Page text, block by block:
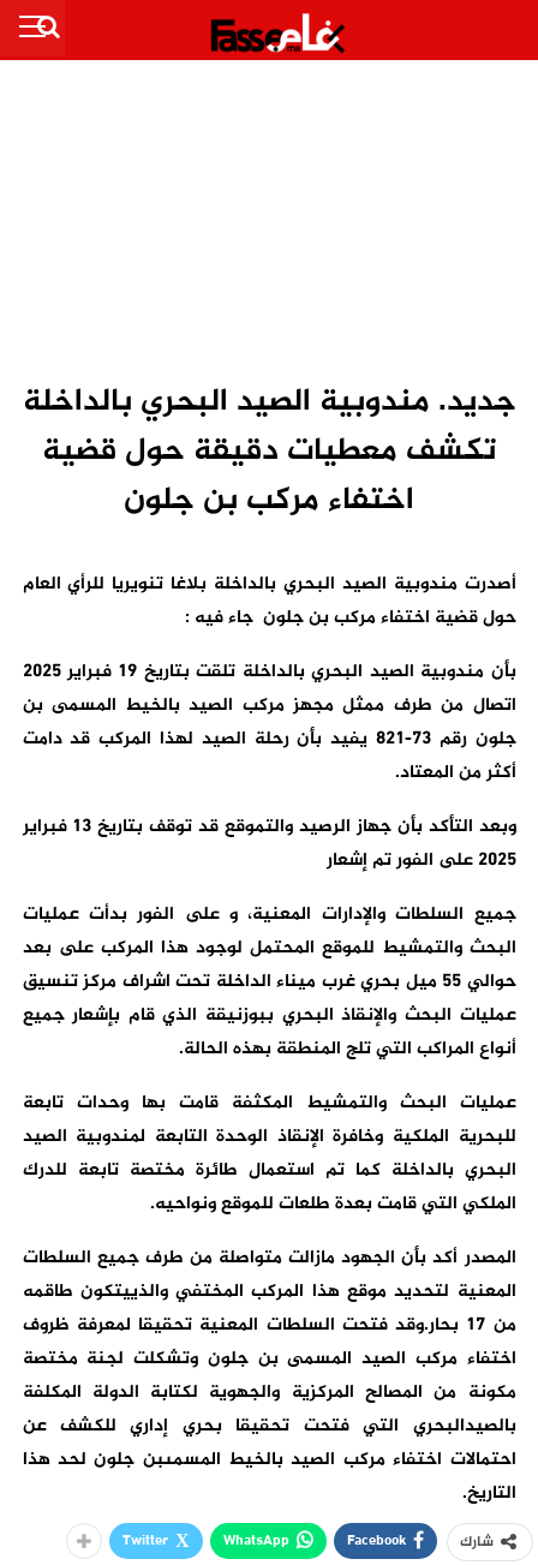
جديد. مندوبية الصيد البحري بالداخلة
تكشف معطيات دقيقة حول قضية
اختفاء مركب بن جلون
أصدرت مندوبية الصيد البحري بالداخلة بلاغا تنويريا للرأي العام
حول قضية اختفاء مركب بن جلون جاء فيه :
بأن مندوبية الصيد البحري بالداخلة تلقت بتاريخ 19 فبراير 2025
اتصال من طرف ممثل مجهز مركب الصيد بالخيط المسمى بن
جلون رقم 73-821 يفيد بأن رحلة الصيد لهذا المركب قد دامت
أكثر من المعتاد.
وبعد التأكد بأن جهاز الرصيد والتموقع قد توقف بتاريخ 13 فبراير
2025 على الفور تم إشعار
جميع السلطات والإدارات المعنية، و على الفور بدأت عمليات
البحث والتمشيط للموقع المحتمل لوجود هذا المركب على بعد
حوالي 55 ميل بحري غرب ميناء الداخلة تحت اشراف مركز تنسيق
عمليات البحث والإنقاذ البحري ببوزنيقة الذي قام بإشعار جميع
أنواع المراكب التي تلج المنطقة بهذه الحالة.
عمليات البحث والتمشيط المكثفة قامت بها وحدات تابعة
للبحرية الملكية وخافرة الإنقاذ الوحدة التابعة لمندوبية الصيد
البحري بالداخلة كما تم استعمال طائرة مختصة تابعة للدرك
الملكي التي قامت بعدة طلعات للموقع ونواحيه.
المصدر أكد بأن الجهود مازالت متواصلة من طرف جميع السلطات
المعنية لتحديد موقع هذا المركب المختفي والذييتكون طاقمه
من 17 بحار.وقد فتحت السلطات المعنية تحقيقا لمعرفة ظروف
اختفاء مركب الصيد المسمى بن جلون وتشكلت لجنة مختصة
مكونة من المصالح المركزية والجهوية لكتابة الدولة المكلفة
بالصيدالبحري التي فتحت تحقيقا بحري إداري للكشف عن
احتمالات اختفاء مركب الصيد بالخيط المسمىبن جلون لحد هذا
التاريخ.
شارك Facebook
WhatsApp
Twitter